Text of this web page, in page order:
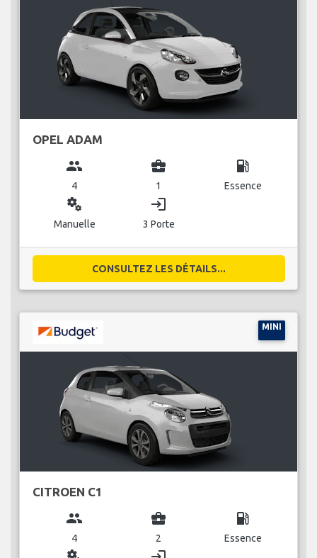
OPEL ADAM
group
4
business_center
1
local_gas_station
Essence
miscellaneous_services
Manuelle
login
3 Porte
CONSULTEZ LES DÉTAILS...
MINI
CITROEN C1
group
4
business_center
2
local_gas_station
Essence